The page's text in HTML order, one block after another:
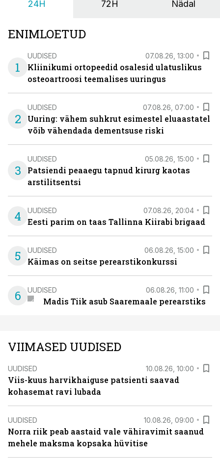
24H 72H Nädal
ENIMLOETUD
1
UUDISED 07.08.26, 13:00
Kliinikumi ortopeedid osalesid ulatuslikus
osteoartroosi teemalises uuringus
2
UUDISED 07.08.26, 07:00
Uuring: vähem suhkrut esimestel eluaastatel
võib vähendada dementsuse riski
3
UUDISED 05.08.26, 15:00
Patsiendi peaaegu tapnud kirurg kaotas
arstilitsentsi
4 UUDISED 07.08.26, 20:04
Eesti parim on taas Tallinna Kiirabi brigaad
5 UUDISED 06.08.26, 15:00
Käimas on seitse perearstikonkurssi
6 UUDISED 06.08.26, 11:00
Madis Tiik asub Saaremaale perearstiks
VIIMASED UUDISED
UUDISED 10.08.26, 10:00
Viis-kuus harvikhaiguse patsienti saavad
kohasemat ravi lubada
UUDISED 10.08.26, 09:00
Norra riik peab aastaid vale vähiravimit saanud
mehele maksma kopsaka hüvitise